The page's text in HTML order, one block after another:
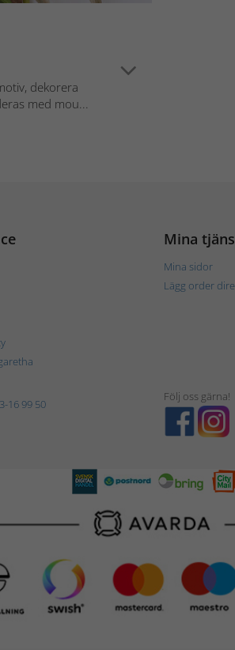
dekorera
med mou...
Mina
Mina sidor
Lägg order
16 99 50
Följ oss gärna!